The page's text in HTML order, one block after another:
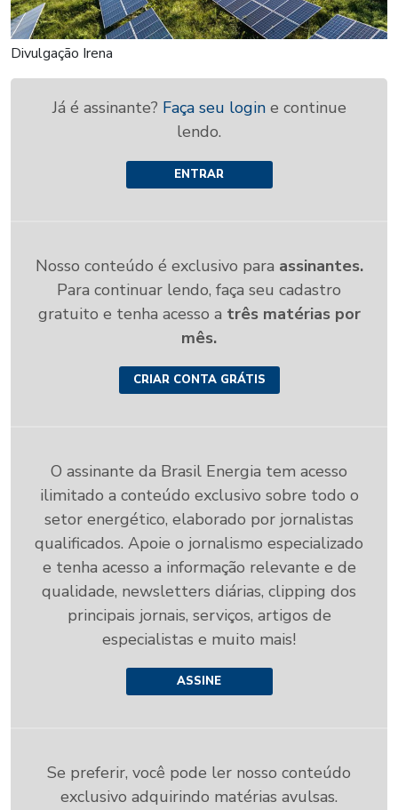
Divulgação Irena
Já é assinante? Faça seu login e continue
lendo.
ENTRAR
Nosso conteúdo é exclusivo para assinantes.
Para continuar lendo, faça seu cadastro
gratuito e tenha acesso a três matérias por
mês.
CRIAR CONTA GRÁTIS
O assinante da Brasil Energia tem acesso
ilimitado a conteúdo exclusivo sobre todo o
setor energético, elaborado por jornalistas
qualificados. Apoie o jornalismo especializado
e tenha acesso a informação relevante e de
qualidade, newsletters diárias, clipping dos
principais jornais, serviços, artigos de
especialistas e muito mais!
ASSINE
Se preferir, você pode ler nosso conteúdo
exclusivo adquirindo matérias avulsas.